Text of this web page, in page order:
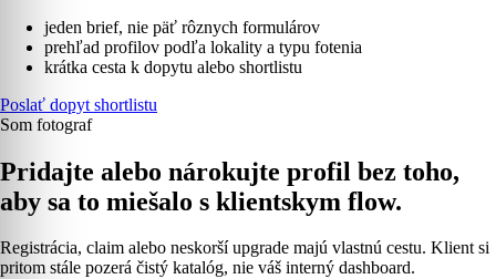
jeden brief, nie päť rôznych formulárov
prehľad profilov podľa lokality a typu fotenia
krátka cesta k dopytu alebo shortlistu
Poslať dopyt shortlistu
Som fotograf
Pridajte alebo nárokujte profil bez toho,
aby sa to miešalo s klientskym flow.
Registrácia, claim alebo neskorší upgrade majú vlastnú cestu. Klient si
pritom stále pozerá čistý katalóg, nie váš interný dashboard.